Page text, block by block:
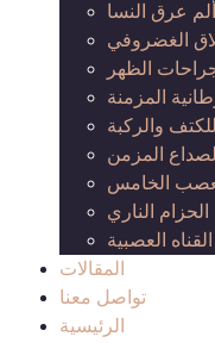
عرق النسا
الغضروفي
الظهر
المزمنة
والركبة
المزمن
الخامس
الحزام الناري
العصبية
المقالات
تواصل معنا
الرئيسية